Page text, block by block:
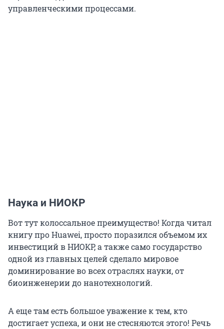
управленческими процессами.
Наука и НИОКР
Вот тут колоссальное преимущество! Когда читал
книгу про Huawei, просто поразился объемом их
инвестиций в НИОКР, а также само государство
одной из главных целей сделало мировое
доминирование во всех отраслях науки, от
биоинженерии до нанотехнологий.
А еще там есть большое уважение к тем, кто
достигает успеха, и они не стесняются этого! Речь